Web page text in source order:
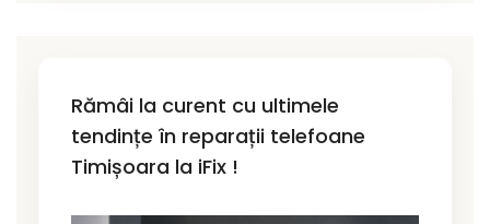
Rămâi la curent cu ultimele
tendințe în reparații telefoane
Timișoara la iFix !